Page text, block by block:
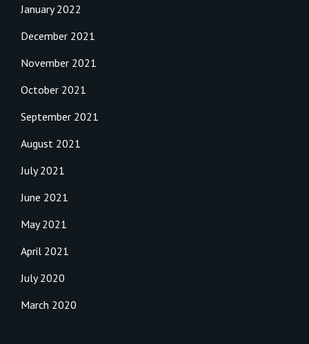
January 2022
December 2021
November 2021
October 2021
September 2021
August 2021
July 2021
June 2021
May 2021
April 2021
July 2020
March 2020